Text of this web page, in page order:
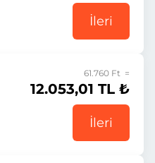
İleri
61.760 Ft =
12.053,01 TL ₺
İleri